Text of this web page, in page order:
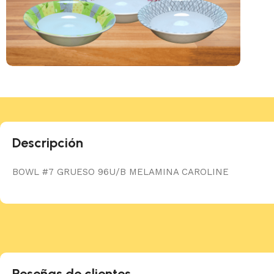
Descripción
BOWL #7 GRUESO 96U/B MELAMINA CAROLINE